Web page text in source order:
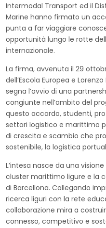
Intermodal Transport ed il
Marine hanno firmato un
punta a far viaggiare
opportunità lungo le rotte
internazionale.
La firma, avvenuta il 29
dell’Escola Europea e
segna l’avvio di una
congiunte nell’ambito del
questo accordo, studenti,
settori logistico e marittimo
di crescita e scambio che
sostenibile, la logistica
L’intesa nasce da una
cluster marittimo ligure e la
di Barcellona. Collegando
ricerca liguri con la rete
collaborazione mira a
connesso, competitivo e